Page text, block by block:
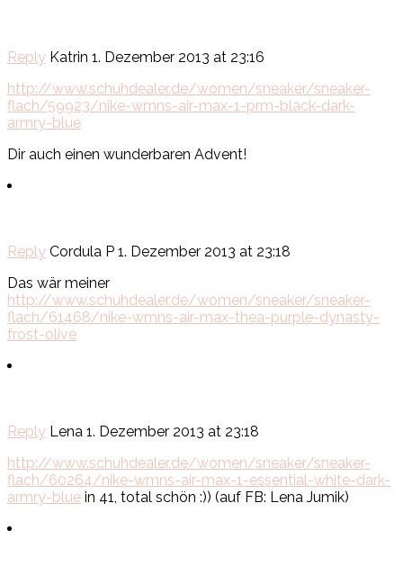
Reply Katrin 1. Dezember 2013 at 23:16
http://www.schuhdealer.de/women/sneaker/sneaker-
flach/59923/nike-wmns-air-max-1-prm-black-dark-
armry-blue
Dir auch einen wunderbaren Advent!
Reply Cordula P 1. Dezember 2013 at 23:18
Das wär meiner
http://www.schuhdealer.de/women/sneaker/sneaker-
flach/61468/nike-wmns-air-max-thea-purple-dynasty-
frost-olive
Reply Lena 1. Dezember 2013 at 23:18
http://www.schuhdealer.de/women/sneaker/sneaker-
flach/60264/nike-wmns-air-max-1-essential-white-dark-
armry-blue in 41, total schön :)) (auf FB: Lena Jumik)